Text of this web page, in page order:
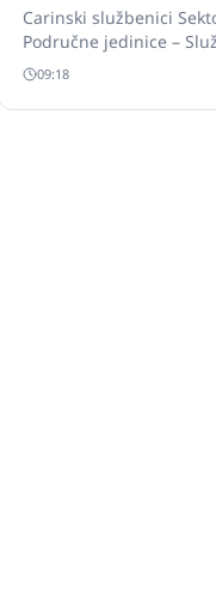
Carinski službenici
Područne jedinice –
Slavonski Brod
graničnom prijelazu
krijumčarenja cigareta
09:18